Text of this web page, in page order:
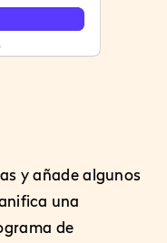
y añade algunos
una
de